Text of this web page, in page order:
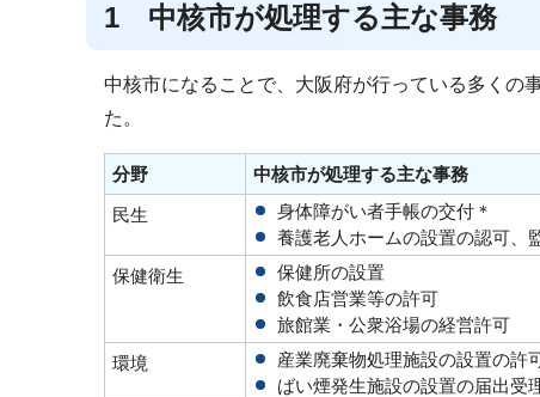
1 中核市が処理する主な事務
中核市になることで、大阪府が行っている多くの
た。
分野
中核市が処理する主な事務
民生
身体障がい者手帳の交付＊
養護老人ホームの設置の認可、
保健衛生
保健所の設置
飲食店営業等の許可
旅館業・公衆浴場の経営許可
環境
産業廃棄物処理施設の設置の許
ばい煙発生施設の設置の届出受